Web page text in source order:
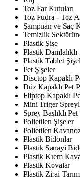
Toz Far Kutuları
Toz Pudra - Toz
Şampuan ve Saç
Temizlik
Plastik Şişe
Plastik Damlalıklı
Plastik Tablet
Pet Şişeler
Disctop Kapaklı
Düz Kapaklı Pet
Fliptop Kapaklı
Mini Triger
Sprey Başlıklı
Polietilen Şişeler
Polietilen
Plastik Bidonlar
Plastik Sanayi
Plastik Krem
Plastik Kovalar
Plastik Zirai